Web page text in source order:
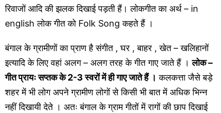
रिवाजों आदि की झलक दिखाई पड़ती हैं। लोकगीत का अर्थ – in
english लोक गीत को Folk Song कहते हैं ।
बंगाल के ग्रामीणों का प्राण है संगीत , घर , बाहर , खेत – खलिहानों
इत्यादि के लिए वहां अलग – अलग तरह के गीत गाए जाते हैं ।लोक –
गीत प्रायः सप्तक के 2-3 स्वरों में ही गाए जाते हैं । कलकत्ता जैसे बड़े
शहर में भी लोग अपने ग्रामीण लोगों से किसी भी बात में अधिक भिन्न
नहीं दिखायी देते । अतः बंगाल के ग्राम गीतों में रागों की छाप दिखाई